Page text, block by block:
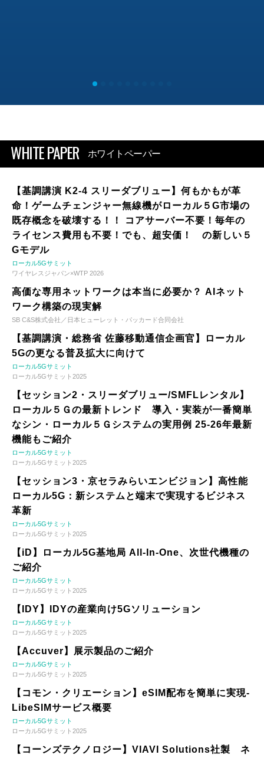
WHITE PAPER ホワイトペーパー
【基調講演 K2-4 スリーダブリュー】何もかもが革
命！ゲームチェンジャー無線機がローカル５G市場の
既存概念を破壊する！！ コアサーバー不要！毎年の
ライセンス費用も不要！でも、超安価！ の新しい５
Gモデル
ローカル5Gサミット
ワイヤレスジャパン×WTP 2026
高価な専用ネットワークは本当に必要か？ AIネット
ワーク構築の現実解
SB C&S株式会社／日本ヒューレット・パッカード合同会社
【基調講演・総務省 佐藤移動通信企画官】ローカル
5Gの更なる普及拡大に向けて
ローカル5Gサミット
ローカル5Gサミット2025
【セッション2・スリーダブリュー/SMFLレンタル】
ローカル５Ｇの最新トレンド 導入・実装が一番簡単
なシン・ローカル５Ｇシステムの実用例 25-26年最新
機能もご紹介
ローカル5Gサミット
ローカル5Gサミット2025
【セッション3・京セラみらいエンビジョン】高性能
ローカル5G：新システムと端末で実現するビジネス
革新
ローカル5Gサミット
ローカル5Gサミット2025
【iD】ローカル5G基地局 All-In-One、次世代機種の
ご紹介
ローカル5Gサミット
ローカル5Gサミット2025
【IDY】IDYの産業向け5Gソリューション
ローカル5Gサミット
ローカル5Gサミット2025
【Accuver】展示製品のご紹介
ローカル5Gサミット
ローカル5Gサミット2025
【コモン・クリエーション】eSIM配布を簡単に実現-
LibeSIMサービス概要
ローカル5Gサミット
ローカル5Gサミット2025
【コーンズテクノロジー】VIAVI Solutions社製 ネ